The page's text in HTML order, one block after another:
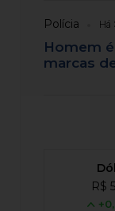
Polícia Há
Homem
marcas
R$